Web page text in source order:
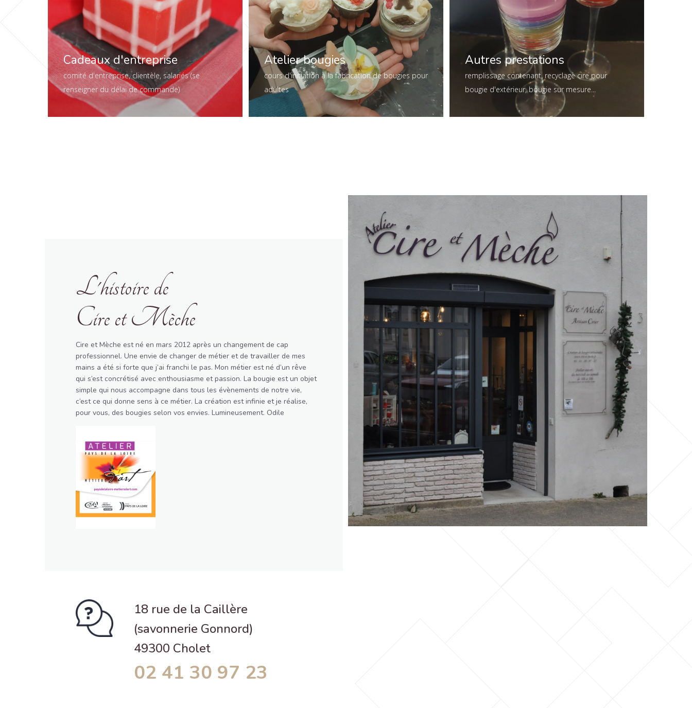
Cadeaux d'entreprise
comité d'entreprise, clientèle, salariés (se
renseigner du délai de commande)
Atelier bougies
cours d'initiation à la fabrication de bougies pour
adultes
Autres prestations
remplissage contenant, recyclage cire pour
bougie d'extérieur, bougie sur mesure...
L'histoire de
Cire et Mèche
Cire et Mèche est né en mars 2012 après un changement de cap
professionnel. Une envie de changer de métier et de travailler de mes
mains a été si forte que j’ai franchi le pas. Mon métier est né d’un rêve
qui s’est concrétisé avec enthousiasme et passion. La bougie est un objet
simple qui nous accompagne dans tous les évènements de notre vie,
c’est ce qui donne sens à ce métier. La création est infinie et je réalise,
pour vous, des bougies selon vos envies. Lumineusement. Odile
18 rue de la Caillère
(savonnerie Gonnord)
49300 Cholet
02 41 30 97 23